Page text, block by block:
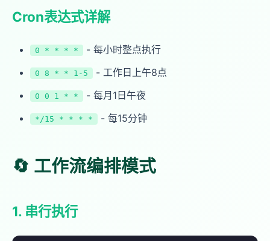
Cron表达式详解
0 * * * * - 每小时整点执行
0 8 * * 1-5 - 工作日上午8点
0 0 1 * * - 每月1日午夜
*/15 * * * * - 每15分钟
🔄 工作流编排模式
1. 串行执行